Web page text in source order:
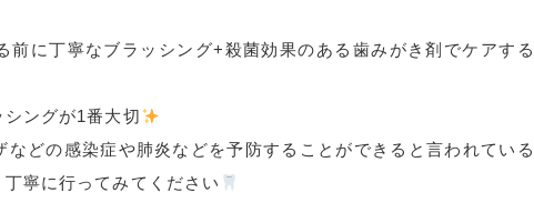
前に丁寧なブラッシング+殺菌効果のある歯みがき剤でケアする
ングが1番大切
などの感染症や肺炎などを予防することができると 言われている
丁寧に行ってみてください